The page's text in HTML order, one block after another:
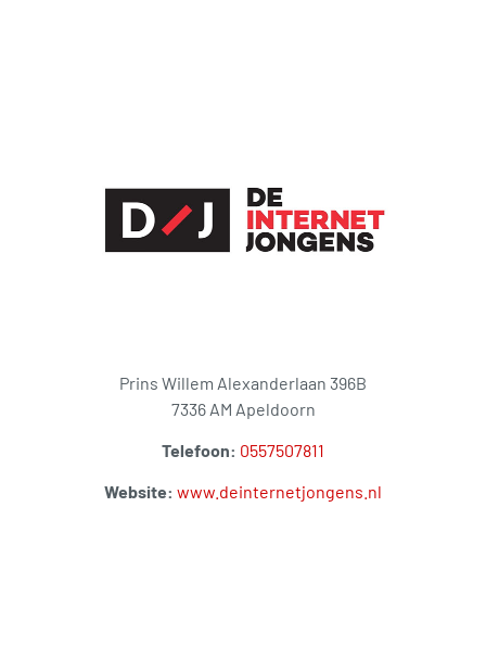
Prins Willem Alexanderlaan 396B
7336 AM Apeldoorn
Telefoon: 0557507811
Website: www.deinternetjongens.nl